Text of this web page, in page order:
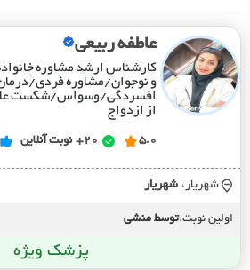
عاطفه ربیعی
کارشناس ارشد مشاوره
و نوجوان/مشاوره فردی/
افسردگی/وسواس/شکست
از ازدواج
5.0
20+ نوبت آنلاین
شهریار، شهريار
اولین نوبت:توسط منشی
پزشک ویژه